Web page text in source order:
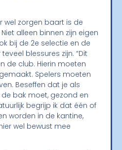
wel zorgen baart is de
alleen binnen zijn eigen
bij de 2e selectie en de
blessures zijn. “Dit
de club. Hierin moeten
Spelers moeten
Beseffen dat je als
bak moet, gezond en
begrijp ik dat één of
worden in de kantine,
wel bewust mee